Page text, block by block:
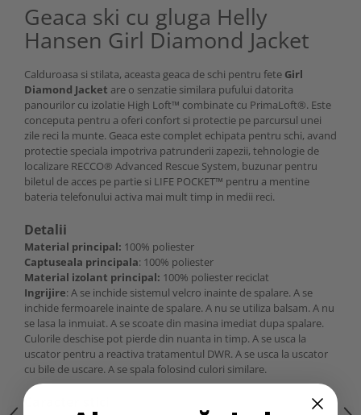
Geaca ski cu gluga Helly
Hansen Girl Diamond Jacket
Calduroasa si stilata, aceasta geaca de schi pentru fete Girl
Diamond Jacket are o senzatie similara pufului datorita
panourilor cu izolatie High Loft™ combinate cu PrimaLoft®. Este
conceputa pentru a oferi confort si protectie pe parcursul unei
zile reci la munte. Geaca este complet echipata pentru schi, avand
protectie speciala impotriva patrunderii zapezii, tehnologie de
localizare RECCO® Advanced Rescue System, buzunar pentru
biletul de acces pe partie si LIFE POCKET™ pentru a mentine
bateria telefonului activa mai mult timp in medii reci.
Detalii
Material principal: 100% poliester
Captuseala principala: 100% poliester
Material izolant principal: 100% poliester reciclat
Ingrijire: A se inchide sistemul velcro inainte de spalare. A se
inchide fermoarele inainte de spalare. A nu se utiliza balsam. A nu
se lasa la inmuiat. A se scoate din masina imediat dupa spalare.
Culorile deschise pot pierde din nuanta in timp. A se usca la
uscator pentru a reactiva tratamentul DWR. A se usca la uscator
cu bile de uscare. A se spala folosind culori similare.
Caracteristici